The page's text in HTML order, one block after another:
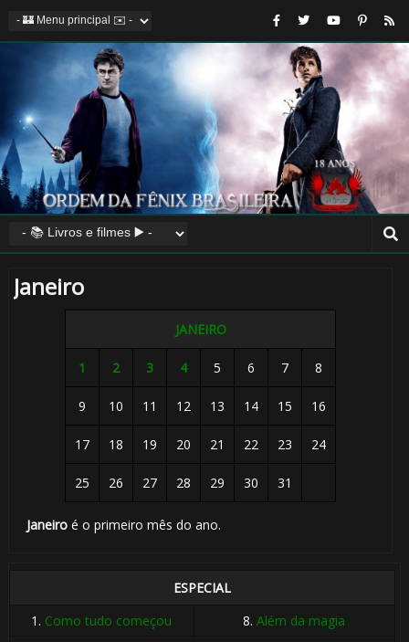
Janeiro
JANEIRO
1 2 3 4 5 6 7 8
9 10 11 12 13 14 15 16
17 18 19 20 21 22 23 24
25 26 27 28 29 30 31
Janeiroé o primeiro mês do ano.
ESPECIAL
1. Como tudo começou 8.Além da magia